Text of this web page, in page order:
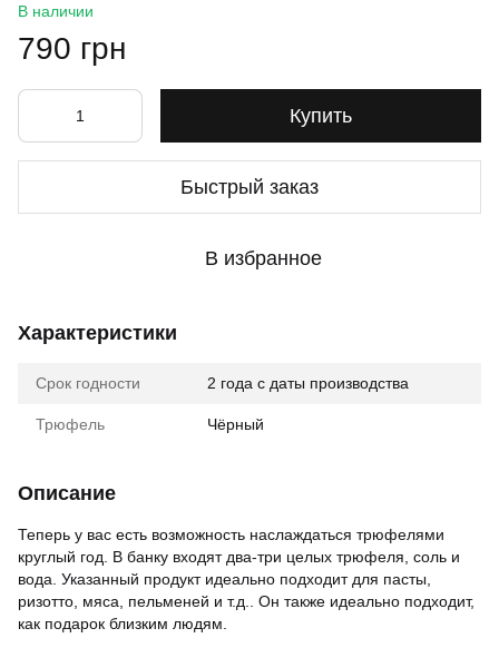
В наличии
790 грн
Купить
Быстрый заказ
В избранное
Характеристики
Срок годности 2 года с даты производства
Трюфель Чёрный
Описание
Теперь у вас есть возможность наслаждаться трюфелями
круглый год. В банку входят два-три целых трюфеля, соль и
вода. Указанный продукт идеально подходит для пасты,
ризотто, мяса, пельменей и т.д.. Он также идеально подходит,
как подарок близким людям.